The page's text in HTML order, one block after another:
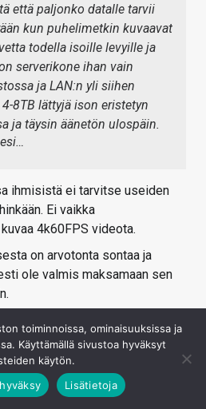
että paljonko datalle tarvii
kun puhelimetkin kuvaavat
todella isoille levyille ja
serverikone ihan vain
ja LAN:n yli siihen
8TB lättyjä ison eristetyn
ja täysin äänetön ulospäin.
ihmisistä ei tarvitse useiden
Ei vaikka
4k60FPS videota.
on arvotonta sontaa ja
ole valmis maksamaan sen
mitenkään tasaisesti
bitin arvo on sama. Hääkuvat
toiminnoissa, ominaisuuksissa ja
Käyttämällä sivustoa hyväksyt
käytön.
Lisätietoja